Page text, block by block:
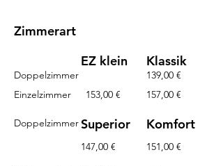
Zimmerart
EZ klein
Klassik
Doppelzimmer
139,00 €
Einzelzimmer
153,00 € 157,00 €
Superior Komfort
Doppelzimmer
147,00 €
151,00 €